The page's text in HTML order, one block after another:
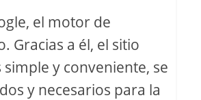
el motor de
Gracias a él, el sitio
y conveniente, se
y necesarios para la